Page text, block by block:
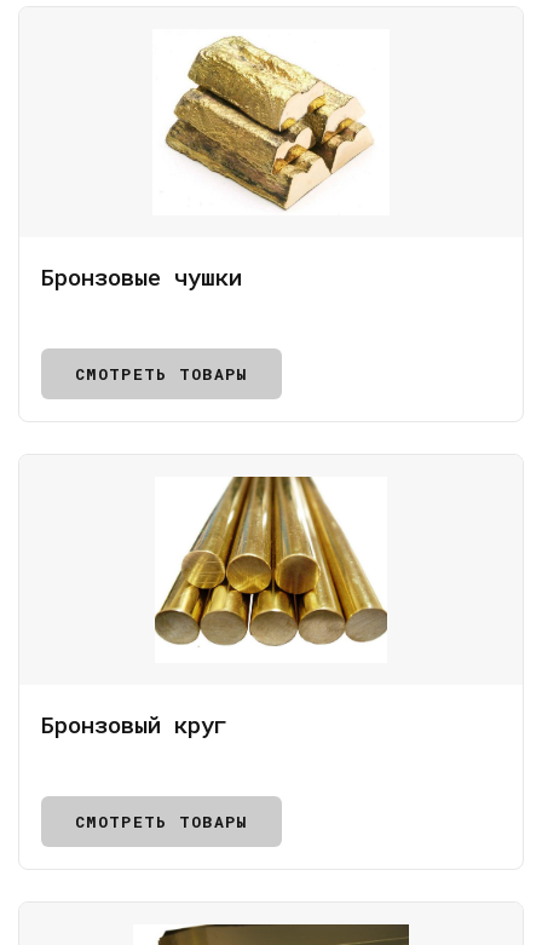
Бронзовые чушки
СМОТРЕТЬ ТОВАРЫ
Бронзовый круг
СМОТРЕТЬ ТОВАРЫ